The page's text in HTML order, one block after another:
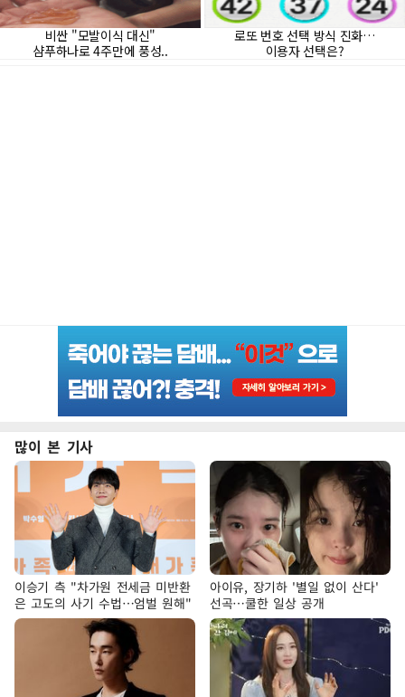
많이 본 기사
이승기 측 "차가원 전세금 미반환
은 고도의 사기 수법…엄벌 원해"
아이유, 장기하 '별일 없이 산다'
선곡…쿨한 일상 공개